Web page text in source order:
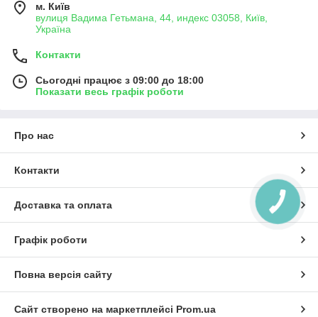
З повагою, торгове підприємство "ГудСтор".
м. Київ
вулиця Вадима Гетьмана, 44, индекс 03058, Київ,
Україна
Контакти
Сьогодні працює з 09:00 до 18:00
Показати весь графік роботи
Про нас
Контакти
Доставка та оплата
Графік роботи
Повна версія сайту
Сайт створено на маркетплейсі Prom.ua